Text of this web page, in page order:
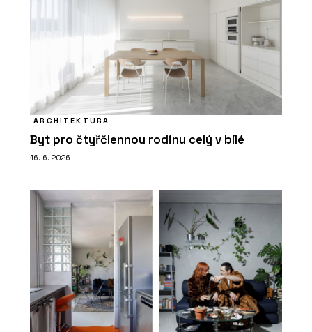
ARCHITEKTURA
Byt pro čtyřčlennou rodinu celý v bílé
16. 6. 2026